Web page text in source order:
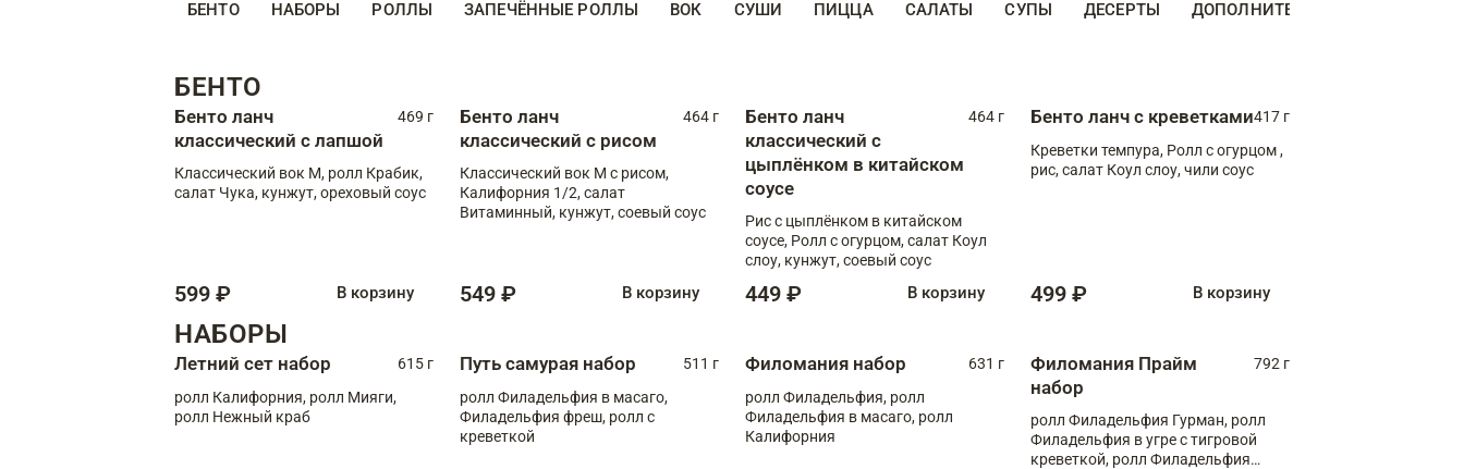
БЕНТО НАБОРЫ РОЛЛЫ ЗАПЕЧЁННЫЕ РОЛЛЫ ВОК СУШИ ПИЦЦА САЛАТЫ СУПЫ ДЕСЕРТЫ ДОПОЛНИТЕЛЬНО
БЕНТО
Бенто ланч
классический с лапшой
469 г
Классический вок М, ролл Крабик,
салат Чука, кунжут, ореховый соус
599 ₽ В корзину
Бенто ланч
классический с рисом
464 г
Классический вок М с рисом,
Калифорния 1/2, салат
Витаминный, кунжут, соевый соус
549 ₽ В корзину
Бенто ланч
классический с
цыплёнком в китайском
соусе
464 г
Рис с цыплёнком в китайском
соусе, Ролл с огурцом, салат Коул
слоу, кунжут, соевый соус
449 ₽ В корзину
Бенто ланч с креветками417 г
Креветки темпура, Ролл с огурцом ,
рис, салат Коул слоу, чили соус
499 ₽ В корзину
НАБОРЫ
Летний сет набор
615 г
ролл Калифорния, ролл Мияги,
ролл Нежный краб
Путь самурая набор
511 г
ролл Филадельфия в масаго,
Филадельфия фреш, ролл с
креветкой
Филомания набор
631 г
ролл Филадельфия, ролл
Филадельфия в масаго, ролл
Калифорния
Филомания Прайм
набор
792 г
ролл Филадельфия Гурман, ролл
Филадельфия в угре с тигровой
креветкой, ролл Филадельфия